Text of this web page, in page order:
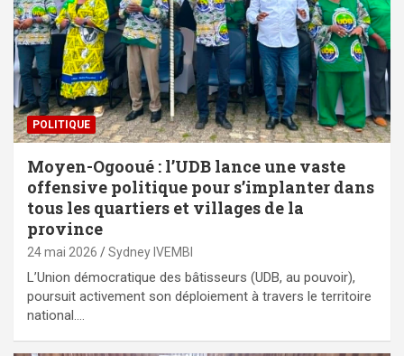
POLITIQUE
Moyen-Ogooué : l’UDB lance une vaste
offensive politique pour s’implanter dans
tous les quartiers et villages de la
province
24 mai 2026 Sydney IVEMBI
L’Union démocratique des bâtisseurs (UDB, au pouvoir),
poursuit activement son déploiement à travers le territoire
national.…